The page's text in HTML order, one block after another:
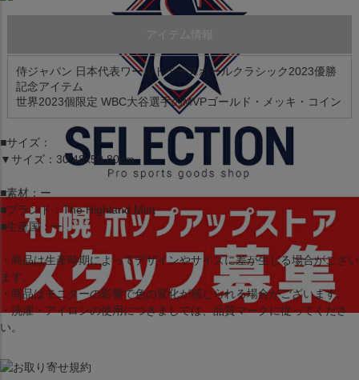
アイテム情報
侍ジャパン 日本代表ワールドベースボールクラシック2023優勝
記念アイテム
世界2023個限定 WBC大谷選手のMVPゴールド・メッキ・コイン
■サイズ：
▼サイズ：30.48x50.80cm
■素材：ー
■ブランド：The Highland Mint
■生産国：ー
・商品は生産時期によってデザインやサイズに差が生じる場合がござい
ます。
・商品はモニターの影響で色の変化が感じられる場合がございます。
・洗濯・アイロンの使用につきましては、品質マークに従ってくださ
い。